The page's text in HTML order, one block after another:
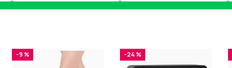
-9 % -24 %